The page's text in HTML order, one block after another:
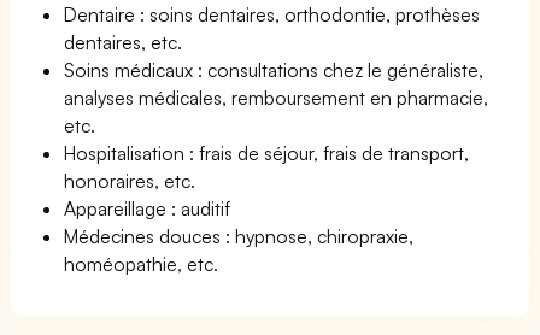
Dentaire : soins dentaires, orthodontie, prothèses
dentaires, etc.
Soins médicaux : consultations chez le généraliste,
analyses médicales, remboursement en pharmacie,
etc.
Hospitalisation : frais de séjour, frais de transport,
honoraires, etc.
Appareillage : auditif
Médecines douces : hypnose, chiropraxie,
homéopathie, etc.